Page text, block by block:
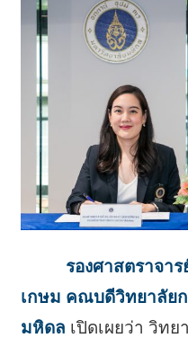
รองศาสตราจา
เกษม คณบดีวิทยาลัย
มหิดล เปิดเผยว่า วิท